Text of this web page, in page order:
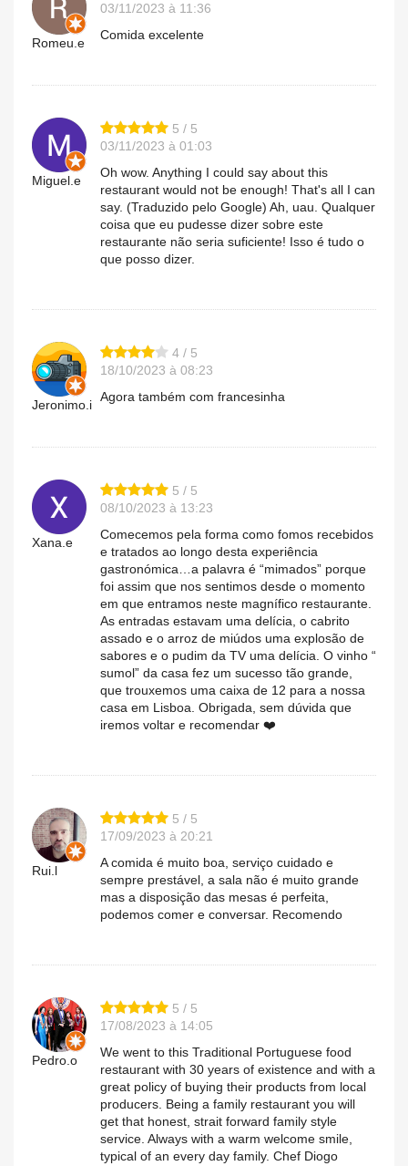
Romeu.e
03/11/2023 à 11:36
Comida excelente
Miguel.e
5 / 5
03/11/2023 à 01:03
Oh wow. Anything I could say about this
restaurant would not be enough! That's all I can
say. (Traduzido pelo Google) Ah, uau. Qualquer
coisa que eu pudesse dizer sobre este
restaurante não seria suficiente! Isso é tudo o
que posso dizer.
Jeronimo.i
4 / 5
18/10/2023 à 08:23
Agora também com francesinha
Xana.e
5 / 5
08/10/2023 à 13:23
Comecemos pela forma como fomos recebidos
e tratados ao longo desta experiência
gastronómica…a palavra é “mimados” porque
foi assim que nos sentimos desde o momento
em que entramos neste magnífico restaurante.
As entradas estavam uma delícia, o cabrito
assado e o arroz de miúdos uma explosão de
sabores e o pudim da TV uma delícia. O vinho “
sumol” da casa fez um sucesso tão grande,
que trouxemos uma caixa de 12 para a nossa
casa em Lisboa. Obrigada, sem dúvida que
iremos voltar e recomendar ❤️
Rui.l
5 / 5
17/09/2023 à 20:21
A comida é muito boa, serviço cuidado e
sempre prestável, a sala não é muito grande
mas a disposição das mesas é perfeita,
podemos comer e conversar. Recomendo
Pedro.o
5 / 5
17/08/2023 à 14:05
We went to this Traditional Portuguese food
restaurant with 30 years of existence and with a
great policy of buying their products from local
producers. Being a family restaurant you will
get that honest, strait forward family style
service. Always with a warm welcome smile,
typical of an every day family. Chef Diogo